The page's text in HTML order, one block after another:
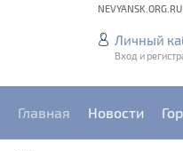
Личный
Вход и
Главная Новости